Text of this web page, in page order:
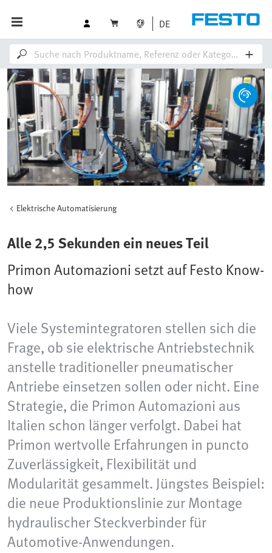
DE
Elektrische Automatisierung
Alle 2,5 Sekunden ein neues Teil
Primon Automazioni setzt auf Festo Know-
how
Viele Systemintegratoren stellen sich die
Frage, ob sie elektrische Antriebstechnik
anstelle traditioneller pneumatischer
Antriebe einsetzen sollen oder nicht. Eine
Strategie, die Primon Automazioni aus
Italien schon länger verfolgt. Dabei hat
Primon wertvolle Erfahrungen in puncto
Zuverlässigkeit, Flexibilität und
Modularität gesammelt. Jüngstes Beispiel:
die neue Produktionslinie zur Montage
hydraulischer Steckverbinder für
Automotive-Anwendungen.